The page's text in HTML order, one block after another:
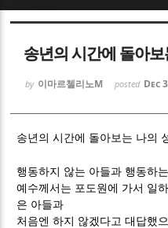
송년의 시간에 돌아
by 이마르첼리노M posted Dec
송년의 시간에 돌아보는 나의
행동하지 않는 아들과 행동하
예수께서는 포도원에 가서 일
은 아들과
처음엔 하지 않겠다고 대답했
Sketchbook5,
Sketchbook5,
Sketchbook5,
Sketchbook5,